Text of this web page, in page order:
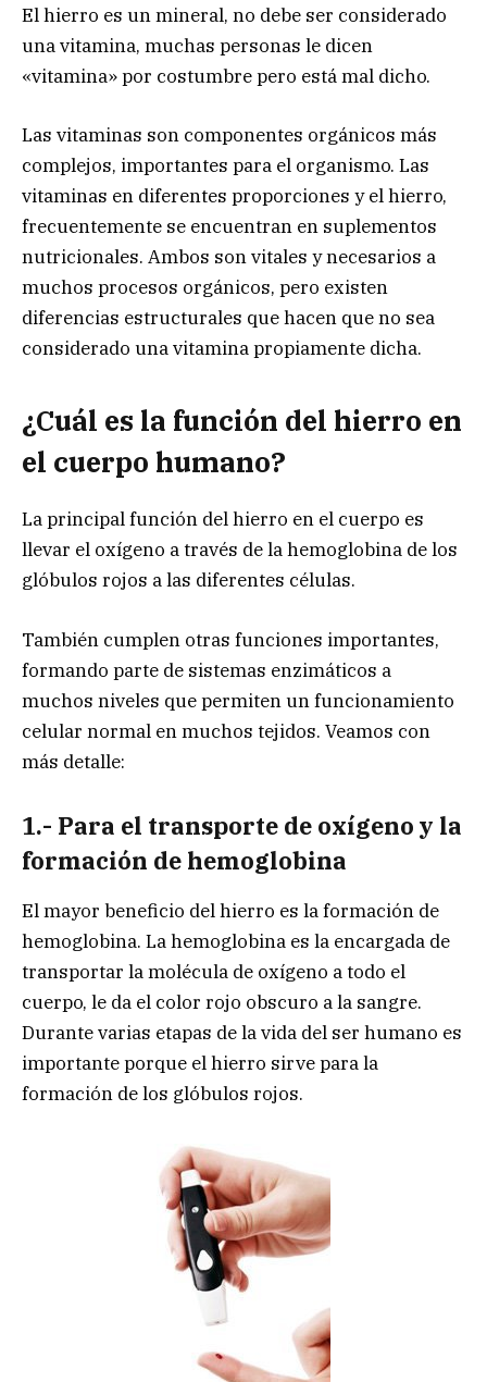
El hierro es un mineral, no debe ser considerado
una vitamina, muchas personas le dicen
«vitamina» por costumbre pero está mal dicho.
Las vitaminas son componentes orgánicos más
complejos, importantes para el organismo. Las
vitaminas en diferentes proporciones y el hierro,
frecuentemente se encuentran en suplementos
nutricionales. Ambos son vitales y necesarios a
muchos procesos orgánicos, pero existen
diferencias estructurales que hacen que no sea
considerado una vitamina propiamente dicha.
¿Cuál es la función del hierro en
el cuerpo humano?
La principal función del hierro en el cuerpo es
llevar el oxígeno a través de la hemoglobina de los
glóbulos rojos a las diferentes células.
También cumplen otras funciones importantes,
formando parte de sistemas enzimáticos a
muchos niveles que permiten un funcionamiento
celular normal en muchos tejidos. Veamos con
más detalle:
1.- Para el transporte de oxígeno y la
formación de hemoglobina
El mayor beneficio del hierro es la formación de
hemoglobina. La hemoglobina es la encargada de
transportar la molécula de oxígeno a todo el
cuerpo, le da el color rojo obscuro a la sangre.
Durante varias etapas de la vida del ser humano es
importante porque el hierro sirve para la
formación de los glóbulos rojos.